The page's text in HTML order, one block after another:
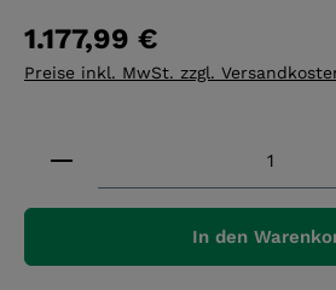
1.177,99 €
Preise inkl. MwSt. zzgl.
Produkt Anzahl: Gib den
In den